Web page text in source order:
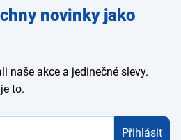
novinky jako
naše akce a jedinečné slevy.
to.
Přihlásit